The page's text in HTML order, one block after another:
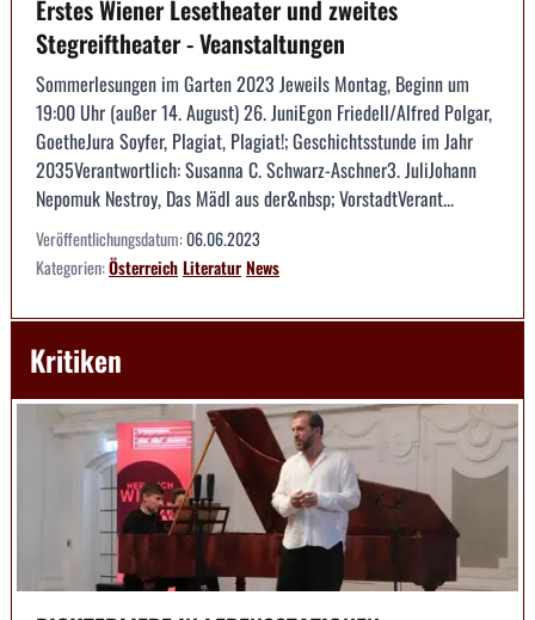
Erstes Wiener Lesetheater und zweites
Stegreiftheater - Veanstaltungen
Sommerlesungen im Garten 2023 Jeweils Montag, Beginn um
19:00 Uhr (außer 14. August) 26. JuniEgon Friedell/Alfred Polgar,
GoetheJura Soyfer, Plagiat, Plagiat!; Geschichtsstunde im Jahr
2035Verantwortlich: Susanna C. Schwarz-Aschner3. JuliJohann
Nepomuk Nestroy, Das Mädl aus der&nbsp; VorstadtVerant...
Veröffentlichungsdatum:06.06.2023
Kategorien:ÖsterreichLiteraturNews
Kritiken